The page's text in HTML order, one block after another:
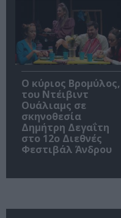
O κύριος Βρομύλος,
του Ντέιβιντ
Ουάλιαμς σε
σκηνοθεσία
Δημήτρη Δεγαΐτη
στο 12ο Διεθνές
Φεστιβάλ Άνδρου